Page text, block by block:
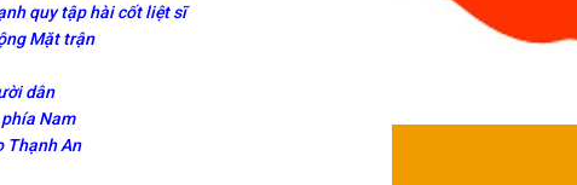
quy tập hài cốt liệt sĩ
Mặt trận
dân
Nam
Thạnh An